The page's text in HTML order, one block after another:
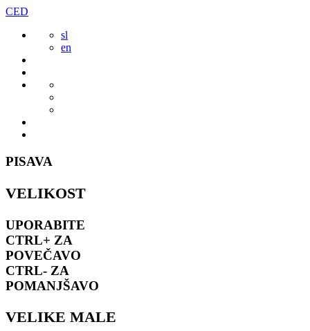
Preskoči
vsebine
CED
sl
en
PISAVA
VELIKOST
UPORABITE
CTRL+ ZA
POVEČAVO
CTRL- ZA
POMANJŠAVO
VELIKE MALE